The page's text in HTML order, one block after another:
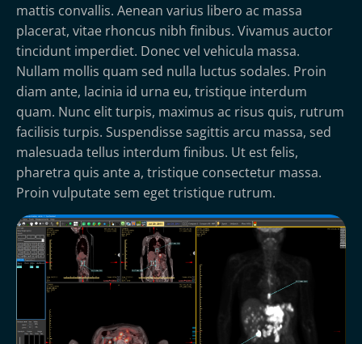
mattis convallis. Aenean varius libero ac massa
placerat, vitae rhoncus nibh finibus. Vivamus auctor
tincidunt imperdiet. Donec vel vehicula massa.
Nullam mollis quam sed nulla luctus sodales. Proin
diam ante, lacinia id urna eu, tristique interdum
quam. Nunc elit turpis, maximus ac risus quis, rutrum
facilisis turpis. Suspendisse sagittis arcu massa, sed
malesuada tellus interdum finibus. Ut est felis,
pharetra quis ante a, tristique consectetur massa.
Proin vulputate sem eget tristique rutrum.